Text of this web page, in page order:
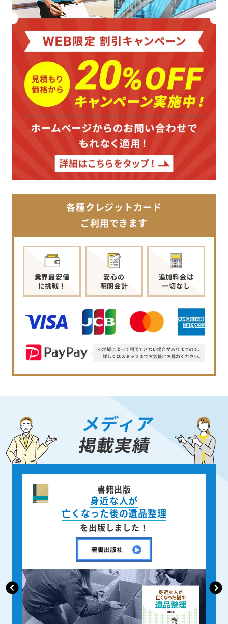
各種クレジットカード
ご利用できます
業界最安値
に挑戦！
安心の
明朗会計
追加料金は
一切なし
メディア
掲載実績
ニュース週刊誌
「AERA」
で取材掲載されました！